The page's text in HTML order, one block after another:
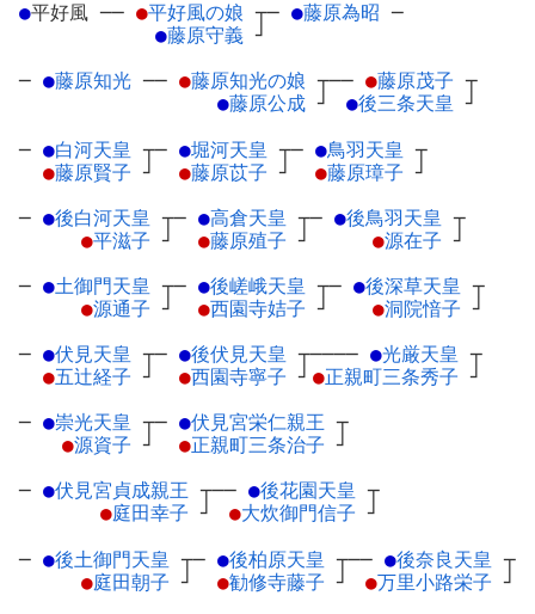
●平好風 ── ●平好風の娘 ┬
●藤原守義 ┘
─ ●藤原為昭 ─
─ ●藤原知光 ── ●藤原知光の娘 ┬
●藤原公成 ┘
── ●藤原茂子 ┬
●後三条天皇 ┘
─ ●白河天皇 ┬
●藤原賢子 ┘
─ ●堀河天皇 ┬
●藤原苡子 ┘
─ ●鳥羽天皇 ┬
●藤原璋子 ┘
─ ●後白河天皇 ┬
●平滋子 ┘
─ ●高倉天皇 ┬
●藤原殖子 ┘
─ ●後鳥羽天皇 ┬
●源在子 ┘
─ ●土御門天皇 ┬
●源通子 ┘
─ ●後嵯峨天皇 ┬
●西園寺姞子 ┘
─ ●後深草天皇 ┬
●洞院愔子 ┘
─ ●伏見天皇 ┬
●五辻経子 ┘
─ ●後伏見天皇 ┬
●西園寺寧子 ┘
──── ●光厳天皇 ┬
●正親町三条秀子 ┘
─ ●崇光天皇 ┬
●源資子 ┘
─ ●伏見宮栄仁親王 ┬
●正親町三条治子 ┘
─ ●伏見宮貞成親王 ┬
●庭田幸子 ┘
── ●後花園天皇 ┬
●大炊御門信子 ┘
─ ●後土御門天皇 ┬
●庭田朝子 ┘
─ ●後柏原天皇 ┬
●勧修寺藤子 ┘
── ●後奈良天皇 ┬
●万里小路栄子 ┘